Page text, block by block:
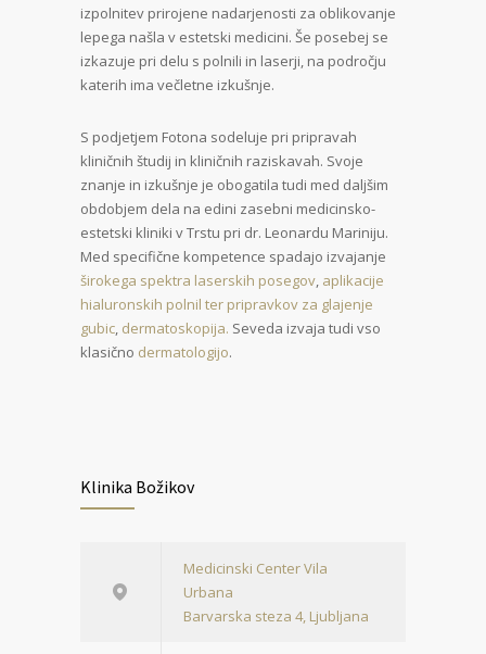
izpolnitev prirojene nadarjenosti za oblikovanje
lepega našla v estetski medicini. Še posebej se
izkazuje pri delu s polnili in laserji, na področju
katerih ima večletne izkušnje.
S podjetjem Fotona sodeluje pri pripravah
kliničnih študij in kliničnih raziskavah. Svoje
znanje in izkušnje je obogatila tudi med daljšim
obdobjem dela na edini zasebni medicinsko-
estetski kliniki v Trstu pri dr. Leonardu Mariniju.
Med specifične kompetence spadajo izvajanje
širokega spektra laserskih posegov, aplikacije
hialuronskih polnil ter pripravkov za glajenje
gubic, dermatoskopija. Seveda izvaja tudi vso
klasično dermatologijo.
Klinika Božikov
Medicinski Center Vila
Urbana
Barvarska steza 4, Ljubljana